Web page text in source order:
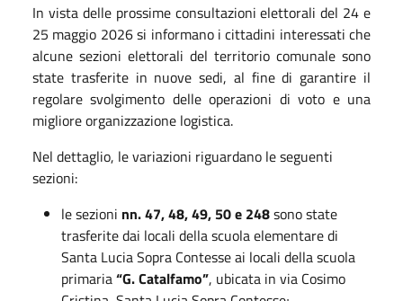
In vista delle prossime consultazioni elettorali del 24 e
25 maggio 2026 si informano i cittadini interessati che
alcune sezioni elettorali del territorio comunale sono
state trasferite in nuove sedi, al fine di garantire il
regolare svolgimento delle operazioni di voto e una
migliore organizzazione logistica.
Nel dettaglio, le variazioni riguardano le seguenti
sezioni:
le sezioni nn. 47, 48, 49, 50 e 248sono state
trasferite dai locali della scuola elementare di
Santa Lucia Sopra Contesse ai locali della scuola
primaria“G. Catalfamo”, ubicata in via Cosimo